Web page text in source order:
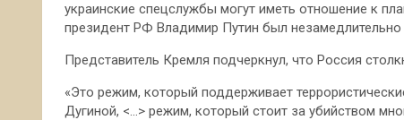
украинские спецслужбы могут иметь отношение к
президент РФ Владимир Путин был
Представитель Кремля подчеркнул, что Россия
«Это режим, который поддерживает
Дугиной, <…> режим, который стоит за убийством